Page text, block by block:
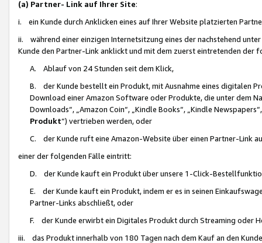
(a) Partner- Link auf Ihrer Site:
i. ein Kunde durch Anklicken eines auf Ihrer Website platzierten
ii. während einer einzigen Internetsitzung eines der nachstehend
Kunde den Partner-Link anklickt und mit dem zuerst eintretenden der
A. Ablauf von 24 Stunden seit dem Klick,
B. der Kunde bestellt ein Produkt, mit Ausnahme eines digitalen
Download einer Amazon Software oder Produkte, die unter dem
Downloads“, „Amazon Coin“, „Kindle Books“, „Kindle
Produkt“) vertrieben werden, oder
C. der Kunde ruft eine Amazon-Website über einen Partner-Link
einer der folgenden Fälle eintritt:
D. der Kunde kauft ein Produkt über unsere 1-Click-
E. der Kunde kauft ein Produkt, indem er es in seinen
Partner-Links abschließt, oder
F. der Kunde erwirbt ein Digitales Produkt durch Streaming oder
iii. das Produkt innerhalb von 180 Tagen nach dem Kauf an den